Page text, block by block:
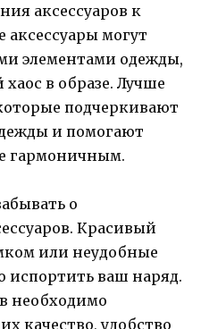
аксессуаров к
могут
элементами одежды,
хаос в образе. Лучше
подчеркивают
и помогают
гармоничным.
о
Красивый
или неудобные
испортить ваш наряд.
необходимо
качество, удобство